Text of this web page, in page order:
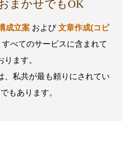
まかせでもOK
成立案および文章作成(コピ
すべてのサービスに含まれて
ります。
、私共が最も頼りにされてい
もあります。